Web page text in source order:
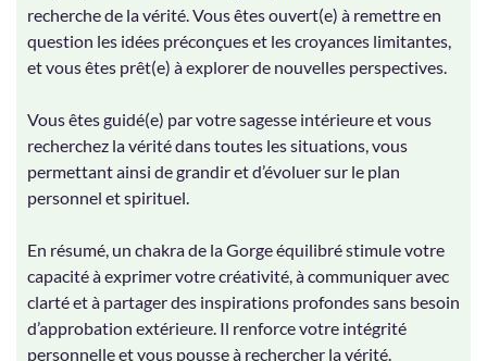
recherche de la vérité. Vous êtes ouvert(e) à remettre en
question les idées préconçues et les croyances limitantes,
et vous êtes prêt(e) à explorer de nouvelles perspectives.
Vous êtes guidé(e) par votre sagesse intérieure et vous
recherchez la vérité dans toutes les situations, vous
permettant ainsi de grandir et d’évoluer sur le plan
personnel et spirituel.
En résumé, un chakra de la Gorge équilibré stimule votre
capacité à exprimer votre créativité, à communiquer avec
clarté et à partager des inspirations profondes sans besoin
d’approbation extérieure. Il renforce votre intégrité
personnelle et vous pousse à rechercher la vérité.